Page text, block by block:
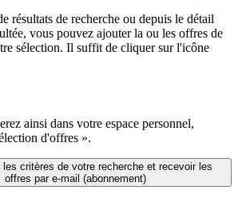
résultats de recherche ou depuis le détail
vous pouvez ajouter la ou les offres de
sélection. Il suffit de cliquer sur l'icône
ainsi dans votre espace personnel,
d'offres ».
les critères de votre recherche et recevoir les
offres par e-mail (abonnement)